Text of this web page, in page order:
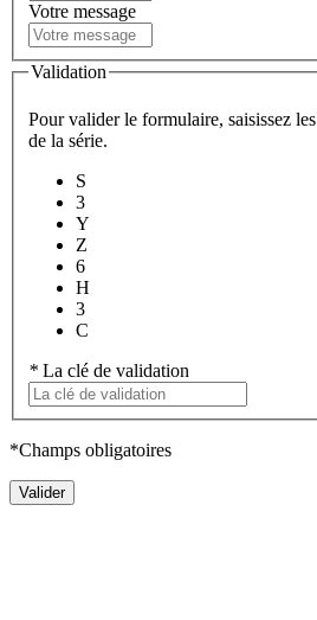
Votre message
Validation
Pour valider le formulaire, saisissez les
de la série.
S
3
Y
Z
6
H
3
C
* La clé de validation
*Champs obligatoires
Valider